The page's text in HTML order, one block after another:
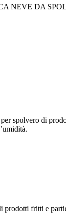
NEVE DA
spolvero di
prodotti fritti e